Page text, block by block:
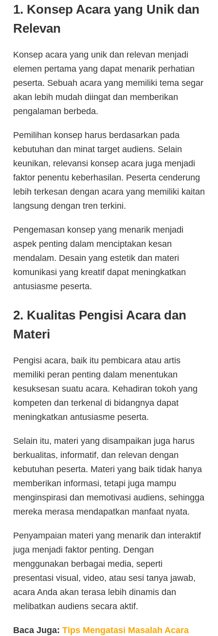
1. Konsep Acara yang Unik dan
Relevan
Konsep acara yang unik dan relevan menjadi
elemen pertama yang dapat menarik perhatian
peserta. Sebuah acara yang memiliki tema segar
akan lebih mudah diingat dan memberikan
pengalaman berbeda.
Pemilihan konsep harus berdasarkan pada
kebutuhan dan minat target audiens. Selain
keunikan, relevansi konsep acara juga menjadi
faktor penentu keberhasilan. Peserta cenderung
lebih terkesan dengan acara yang memiliki kaitan
langsung dengan tren terkini.
Pengemasan konsep yang menarik menjadi
aspek penting dalam menciptakan kesan
mendalam. Desain yang estetik dan materi
komunikasi yang kreatif dapat meningkatkan
antusiasme peserta.
2. Kualitas Pengisi Acara dan
Materi
Pengisi acara, baik itu pembicara atau artis
memiliki peran penting dalam menentukan
kesuksesan suatu acara. Kehadiran tokoh yang
kompeten dan terkenal di bidangnya dapat
meningkatkan antusiasme peserta.
Selain itu, materi yang disampaikan juga harus
berkualitas, informatif, dan relevan dengan
kebutuhan peserta. Materi yang baik tidak hanya
memberikan informasi, tetapi juga mampu
menginspirasi dan memotivasi audiens, sehingga
mereka merasa mendapatkan manfaat nyata.
Penyampaian materi yang menarik dan interaktif
juga menjadi faktor penting. Dengan
menggunakan berbagai media, seperti
presentasi visual, video, atau sesi tanya jawab,
acara Anda akan terasa lebih dinamis dan
melibatkan audiens secara aktif.
Baca Juga: Tips Mengatasi Masalah Acara